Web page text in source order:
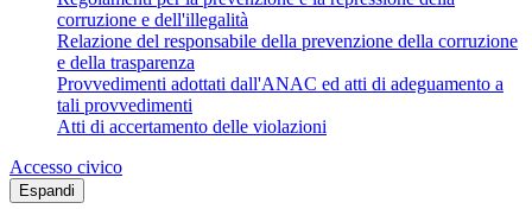
corruzione e dell'illegalità
Relazione del responsabile della prevenzione della corruzione
e della trasparenza
Provvedimenti adottati dall'ANAC ed atti di adeguamento a
tali provvedimenti
Atti di accertamento delle violazioni
Accesso civico
Espandi